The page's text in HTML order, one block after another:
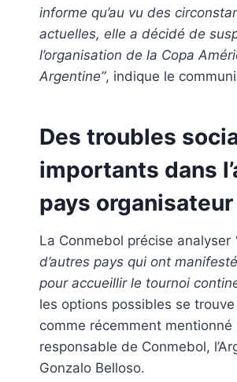
informe qu’au vu des
actuelles, elle a décidé de
l’organisation de la Copa
Argentine”, indique le
Des troubles
importants dans
pays organisateur
La Conmebol précise analyser
d’autres pays qui ont
pour accueillir le tournoi
les options possibles se trouve
comme récemment mentionné
responsable de Conmebol,
Gonzalo Belloso.